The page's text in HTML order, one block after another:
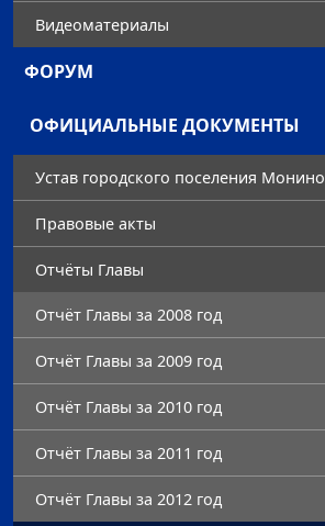
Видеоматериалы
ФОРУМ
ОФИЦИАЛЬНЫЕ ДОКУМЕНТЫ
Устав городского поселения Монино
Правовые акты
Отчёты Главы
Отчёт Главы за 2008 год
Отчёт Главы за 2009 год
Отчёт Главы за 2010 год
Отчёт Главы за 2011 год
Отчёт Главы за 2012 год